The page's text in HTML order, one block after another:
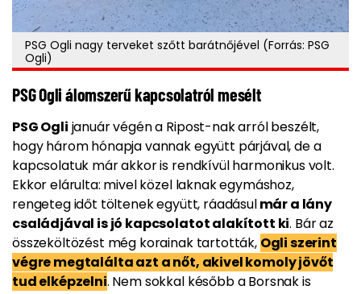
PSG Ogli nagy terveket szőtt barátnőjével (Forrás: PSG
Ogli)
PSG Ogli álomszerű kapcsolatról mesélt
PSG Ogli január végén a Ripost-nak arról beszélt,
hogy három hónapja vannak együtt párjával, de a
kapcsolatuk már akkor is rendkívül harmonikus volt.
Ekkor elárulta: mivel közel laknak egymáshoz,
rengeteg időt töltenek együtt, ráadásulmár a lány
családjával is jó kapcsolatot alakított ki. Bár az
összeköltözést még korainak tartották, Ogli szerint
végre megtalálta azt a nőt, akivel komoly jövőt
tud elképzelni. Nem sokkal később a Borsnak is